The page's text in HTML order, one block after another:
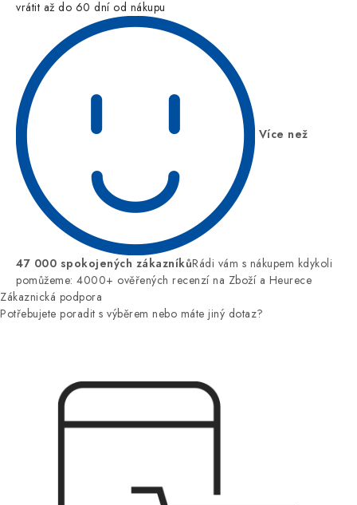
vrátit až do 60 dní od nákupu
Více než
47 000 spokojených zákazníkůRádi vám s nákupem kdykoli
pomůžeme: 4000+ ověřených recenzí na Zboží a Heurece
Zákaznická podpora
Potřebujete poradit s výběrem nebo máte jiný dotaz?